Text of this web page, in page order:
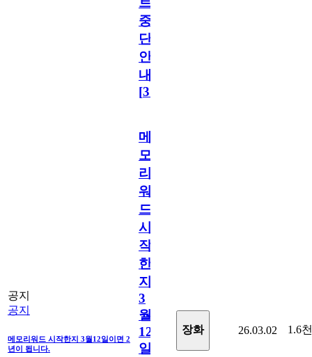
중
단
안
내
[31
공지
공지
메모리워드 시작한지 3월12일이면 2
년이 됩니다.
메
모
리
워
드
시
작
한
지
3
월
12
일
장화 26.03.02 1.6천